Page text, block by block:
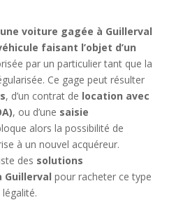
voiture gagée à Guillerval
faisant l’objet d’un
par un particulier tant que la
Ce gage peut résulter
, d’un contrat de location avec
, ou d’une saisie
alors la possibilité de
à un nouvel acquéreur.
des solutions
Guillerval pour racheter ce type